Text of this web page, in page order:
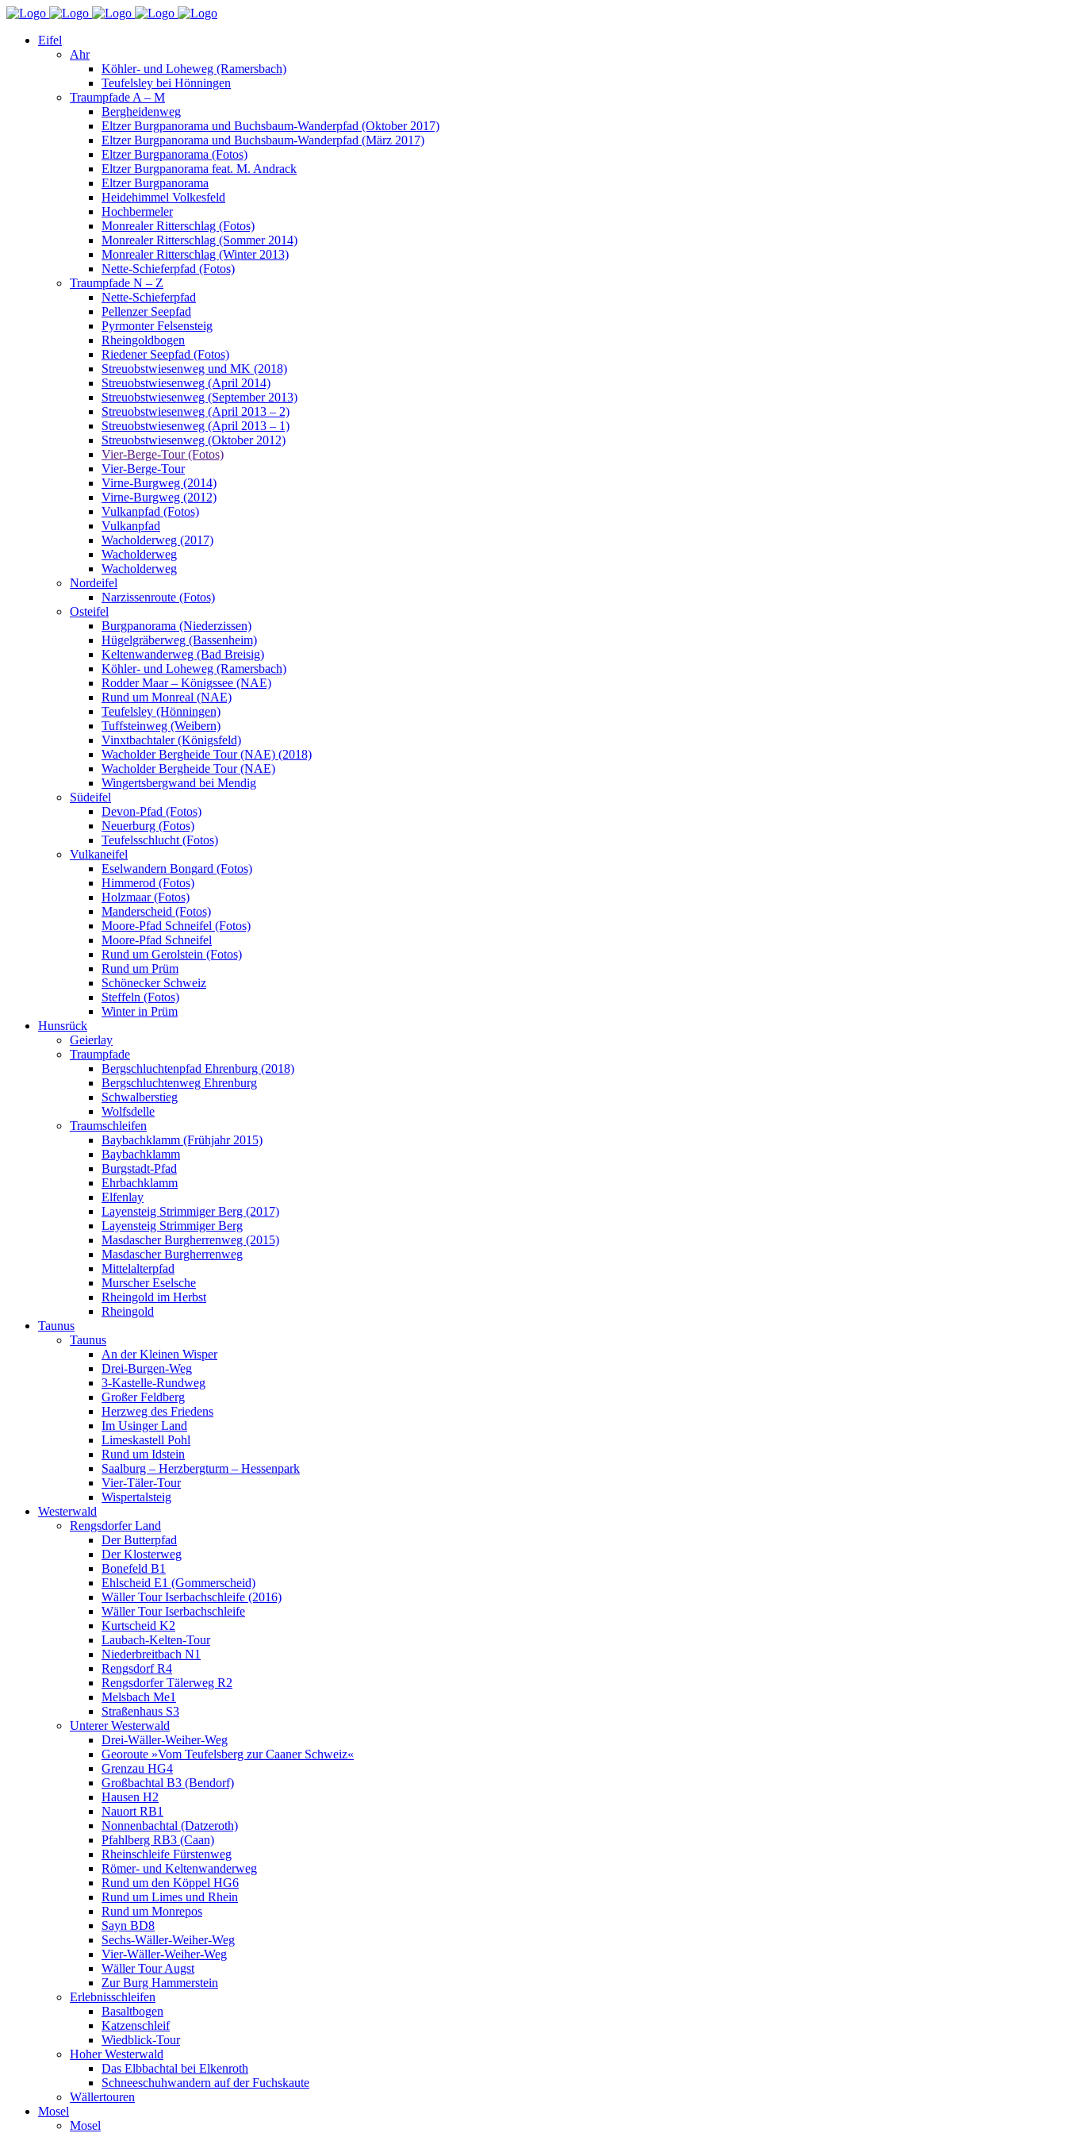
Eifel
Ahr
Köhler- und Loheweg (Ramersbach)
Teufelsley bei Hönningen
Traumpfade A – M
Bergheidenweg
Eltzer Burgpanorama und Buchsbaum-Wanderpfad (Oktober 2017)
Eltzer Burgpanorama und Buchsbaum-Wanderpfad (März 2017)
Eltzer Burgpanorama (Fotos)
Eltzer Burgpanorama feat. M. Andrack
Eltzer Burgpanorama
Heidehimmel Volkesfeld
Hochbermeler
Monrealer Ritterschlag (Fotos)
Monrealer Ritterschlag (Sommer 2014)
Monrealer Ritterschlag (Winter 2013)
Nette-Schieferpfad (Fotos)
Traumpfade N – Z
Nette-Schieferpfad
Pellenzer Seepfad
Pyrmonter Felsensteig
Rheingoldbogen
Riedener Seepfad (Fotos)
Streuobstwiesenweg und MK (2018)
Streuobstwiesenweg (April 2014)
Streuobstwiesenweg (September 2013)
Streuobstwiesenweg (April 2013 – 2)
Streuobstwiesenweg (April 2013 – 1)
Streuobstwiesenweg (Oktober 2012)
Vier-Berge-Tour (Fotos)
Vier-Berge-Tour
Virne-Burgweg (2014)
Virne-Burgweg (2012)
Vulkanpfad (Fotos)
Vulkanpfad
Wacholderweg (2017)
Wacholderweg
Wacholderweg
Nordeifel
Narzissenroute (Fotos)
Osteifel
Burgpanorama (Niederzissen)
Hügelgräberweg (Bassenheim)
Keltenwanderweg (Bad Breisig)
Köhler- und Loheweg (Ramersbach)
Rodder Maar – Königssee (NAE)
Rund um Monreal (NAE)
Teufelsley (Hönningen)
Tuffsteinweg (Weibern)
Vinxtbachtaler (Königsfeld)
Wacholder Bergheide Tour (NAE) (2018)
Wacholder Bergheide Tour (NAE)
Wingertsbergwand bei Mendig
Südeifel
Devon-Pfad (Fotos)
Neuerburg (Fotos)
Teufelsschlucht (Fotos)
Vulkaneifel
Eselwandern Bongard (Fotos)
Himmerod (Fotos)
Holzmaar (Fotos)
Manderscheid (Fotos)
Moore-Pfad Schneifel (Fotos)
Moore-Pfad Schneifel
Rund um Gerolstein (Fotos)
Rund um Prüm
Schönecker Schweiz
Steffeln (Fotos)
Winter in Prüm
Hunsrück
Geierlay
Traumpfade
Bergschluchtenpfad Ehrenburg (2018)
Bergschluchtenweg Ehrenburg
Schwalberstieg
Wolfsdelle
Traumschleifen
Baybachklamm (Frühjahr 2015)
Baybachklamm
Burgstadt-Pfad
Ehrbachklamm
Elfenlay
Layensteig Strimmiger Berg (2017)
Layensteig Strimmiger Berg
Masdascher Burgherrenweg (2015)
Masdascher Burgherrenweg
Mittelalterpfad
Murscher Eselsche
Rheingold im Herbst
Rheingold
Taunus
Taunus
An der Kleinen Wisper
Drei-Burgen-Weg
3-Kastelle-Rundweg
Großer Feldberg
Herzweg des Friedens
Im Usinger Land
Limeskastell Pohl
Rund um Idstein
Saalburg – Herzbergturm – Hessenpark
Vier-Täler-Tour
Wispertalsteig
Westerwald
Rengsdorfer Land
Der Butterpfad
Der Klosterweg
Bonefeld B1
Ehlscheid E1 (Gommerscheid)
Wäller Tour Iserbachschleife (2016)
Wäller Tour Iserbachschleife
Kurtscheid K2
Laubach-Kelten-Tour
Niederbreitbach N1
Rengsdorf R4
Rengsdorfer Tälerweg R2
Melsbach Me1
Straßenhaus S3
Unterer Westerwald
Drei-Wäller-Weiher-Weg
Georoute »Vom Teufelsberg zur Caaner Schweiz«
Grenzau HG4
Großbachtal B3 (Bendorf)
Hausen H2
Nauort RB1
Nonnenbachtal (Datzeroth)
Pfahlberg RB3 (Caan)
Rheinschleife Fürstenweg
Römer- und Keltenwanderweg
Rund um den Köppel HG6
Rund um Limes und Rhein
Rund um Monrepos
Sayn BD8
Sechs-Wäller-Weiher-Weg
Vier-Wäller-Weiher-Weg
Wäller Tour Augst
Zur Burg Hammerstein
Erlebnisschleifen
Basaltbogen
Katzenschleif
Wiedblick-Tour
Hoher Westerwald
Das Elbbachtal bei Elkenroth
Schneeschuhwandern auf der Fuchskaute
Wällertouren
Mosel
Mosel